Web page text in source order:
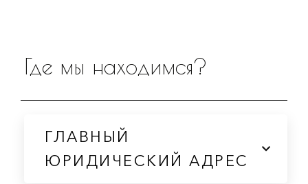
Где мы находимся?
ГЛАВНЫЙ
ЮРИДИЧЕСКИЙ АДРЕС